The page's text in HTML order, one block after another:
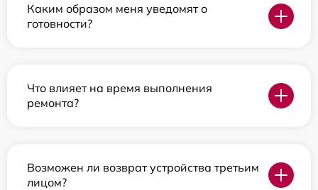
Каким образом меня уведомят о
готовности?
Что влияет на время выполнения
ремонта?
Возможен ли возврат устройства третьим
лицом?